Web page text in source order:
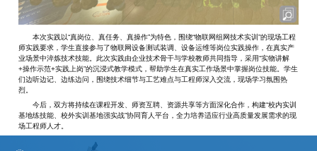
本次实践以“真岗位、真任务、真操作”为特色，围绕“物联网组网技术实训”的现场工程
师实践要求，学生直接参与了物联网设备测试装调、设备运维等岗位实践操作，在真实产
业场景中淬炼技术技能。此次实践由企业技术骨干与学校教师共同指导，采用“实物讲解
+操作示范+实践上岗”的沉浸式教学模式，帮助学生在真实工作场景中掌握岗位技能。学生
们边听边记、边练边问，围绕技术细节与工艺难点与工程师深入交流，现场学习氛围热
烈。
今后，双方将持续在课程开发、师资互聘、资源共享等方面深化合作，构建“校内实训
基地练技能、校外实训基地强实战”协同育人平台，全力培养适应行业高质量发展需求的现
场工程师人才。